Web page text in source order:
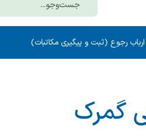
رجوع (ثبت و پیگیری مکاتبات)
گمرک